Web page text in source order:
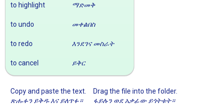
to highlight ማድመቅ
to undo መቀልበስ
to redo እንደገና መስራት
to cancel ይቅር
Copy and paste the text.
ጽሑፉን ይቅዱ እና ይለጥፉ።
Drag the file into the folder.
ፋይሉን ወደ አቃፊው ይጎትቱት።